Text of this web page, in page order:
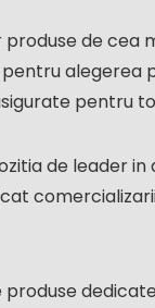
de cea
alegerea
pentru
de leader